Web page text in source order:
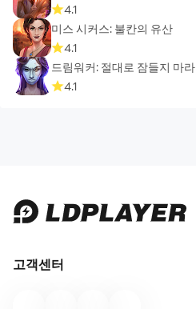
4.1
미스 시커스: 불칸의 유산
4.1
드림워커: 절대로 잠들지 마라
4.1
고객센터